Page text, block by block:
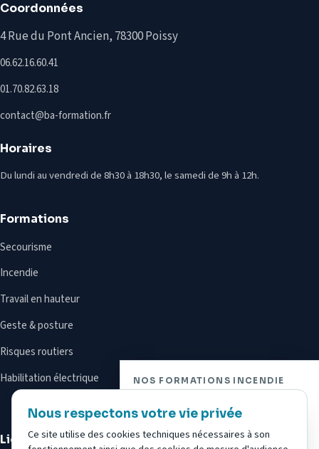
NOS FORMATIONS INCENDIE
Vue d’ensemble
Équipier de Première
Coordonnées
4 Rue du Pont Ancien, 78300 Poissy
06.62.16.60.41
01.70.82.63.18
contact@ba-formation.fr
Horaires
Du lundi au vendredi de 8h30 à 18h30, le samedi de 9h à 12h.
Formations
Secourisme
Incendie
Travail en hauteur
Geste & posture
Risques routiers
Habilitation électrique
Liens utiles
Nous respectons votre vie privée
Ce site utilise des cookies techniques nécessaires à son